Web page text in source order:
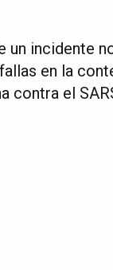
un incidente
en la
contra el